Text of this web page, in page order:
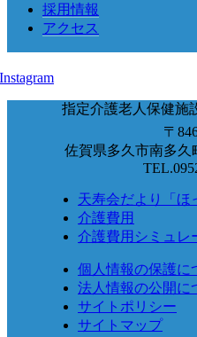
採用情報
アクセス
指定介護老人保健施
〒
佐賀県多久市南多久
天寿会だより「ほ
介護費用
介護費用シミュレ
個人情報の保護に
法人情報の公開に
サイトポリシー
サイトマップ